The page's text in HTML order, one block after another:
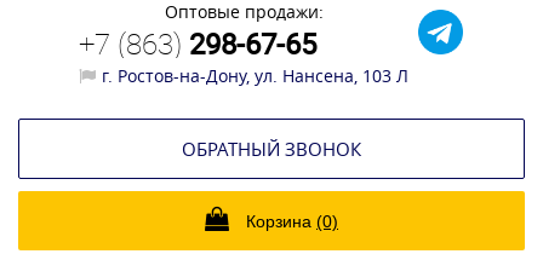
Оптовые продажи:
+7 (863) 298-67-65
г. Ростов-на-Дону, ул. Нансена, 103 Л
ОБРАТНЫЙ ЗВОНОК
Корзина (0)